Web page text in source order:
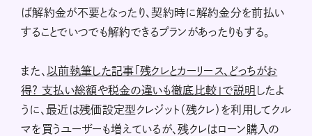
ば解約金が不要となったり、契約時に解約金分を前払い
することでいつでも解約できるプランがあったりもする。
また、 以前執筆した記事「残クレとカーリース、どっちがお
得? 支払い総額や税金の違いも徹底比較」で説明 したよ
うに、最近は残価設定型クレジット（残クレ）を利用してクル
マを買うユーザーも増えているが、残クレはローン購入の